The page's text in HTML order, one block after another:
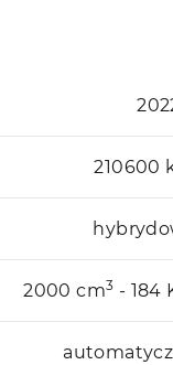
210600
2000 cm3 - 184